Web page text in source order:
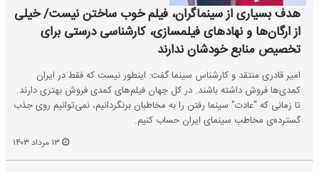
هدف بسیاری از سینماگران، فیلم خوب ساختن نیست/ خیلی
از ارگان‌ها و نهادهای فیلمسازی، کارشناسی درستی برای
تخصیص منابع خودشان ندارند
امیر قادری منتقد و کارشناس سینما گفت: اینطور نیست که فقط در ایران
کمدی‌ها فروش داشته باشند. در کل جهان فیلم‌های کمدی فروش بهتری دارند.
تا زمانی که "عادت" سینما رفتن را به مخاطبان برنگردانیم، نمی‌توانیم روی جذب
گسترده‌ی مخاطب سینمای ایران حساب کنیم.